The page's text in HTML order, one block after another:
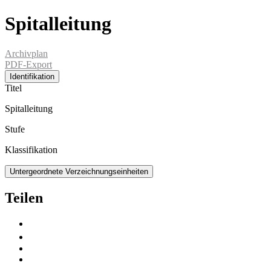
Spitalleitung
Archivplan
PDF-Export
Identifikation
Titel
Spitalleitung
Stufe
Klassifikation
Untergeordnete Verzeichnungseinheiten
Teilen